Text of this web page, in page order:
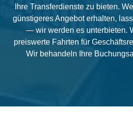
Ihre Transferdienste zu bieten.
günstigeres Angebot erhalten,
— wir werden es unterbieten.
preiswerte Fahrten für
Wir behandeln Ihre